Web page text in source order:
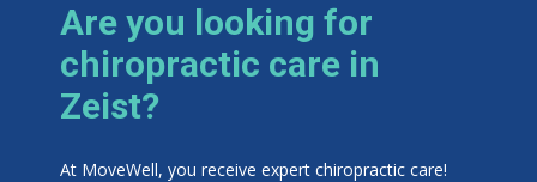
Are you looking for
chiropractic care in
Zeist?
At MoveWell, you receive expert chiropractic care!